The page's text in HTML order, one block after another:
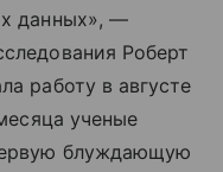
данных», —
Роберт
работу в августе
ученые
блуждающую